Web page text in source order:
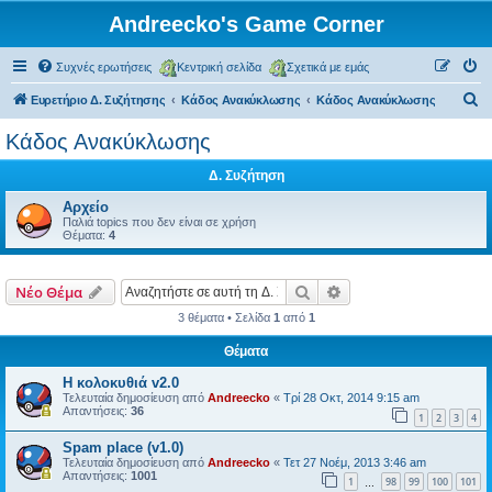
Andreecko's Game Corner
Συχνές ερωτήσεις Κεντρική σελίδα Σχετικά με εμάς
Ευρετήριο Δ. Συζήτησης Κάδος Ανακύκλωσης Κάδος Ανακύκλωσης
η
Κάδος Ανακύκλωσης
Δ. Συζήτηση
Αρχείο
Παλιά topics που δεν είναι σε χρήση
Θέματα: 4
Νέο Θέμα Αναζήτηση
3 θέματα • Σελίδα 1 από 1
Θέματα
Η κολοκυθιά v2.0
Τελευταία δημοσίευση από Andreecko « Τρί 28 Οκτ, 2014 9:15 am
Απαντήσεις: 36 1 2 3 4
Spam place (v1.0)
Τελευταία δημοσίευση από Andreecko « Τετ 27 Νοέμ, 2013 3:46 am
Απαντήσεις: 1001 1 98 99 100 101